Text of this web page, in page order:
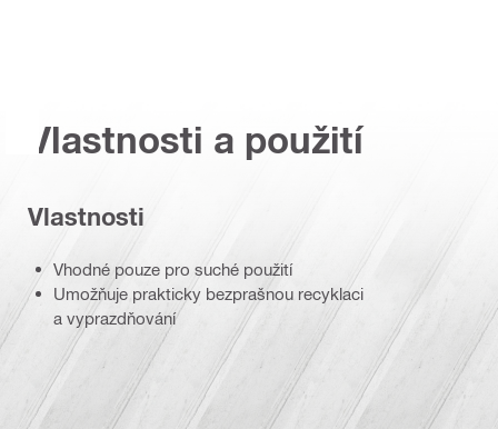
Vlastnosti a použití
Vlastnosti
Vhodné pouze pro suché použití
Umožňuje prakticky bezprašnou recyklaci
a vyprazdňování